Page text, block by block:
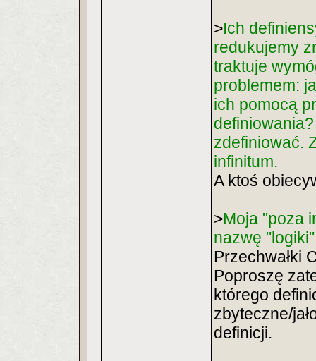
>Ich
redukujemy
traktuje
problemem:
ich pomocą
zdefiniować.
infinitum.
A ktoś
>Moja "poza
nazwę
Przechwałki
Poproszę
którego
zbyteczne/
definicji.